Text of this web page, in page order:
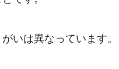
いは異なっています。